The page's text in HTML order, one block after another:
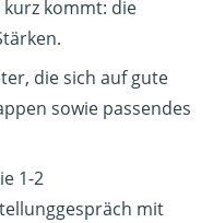
kommt: die
die sich auf gute
sowie passendes
1-2
mit